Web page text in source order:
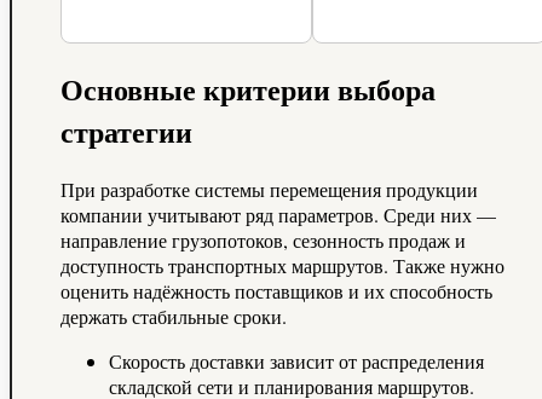
Основные критерии выбора
стратегии
При разработке системы перемещения продукции
компании учитывают ряд параметров. Среди них —
направление грузопотоков, сезонность продаж и
доступность транспортных маршрутов. Также нужно
оценить надёжность поставщиков и их способность
держать стабильные сроки.
Скорость доставки зависит от распределения
складской сети и планирования маршрутов.